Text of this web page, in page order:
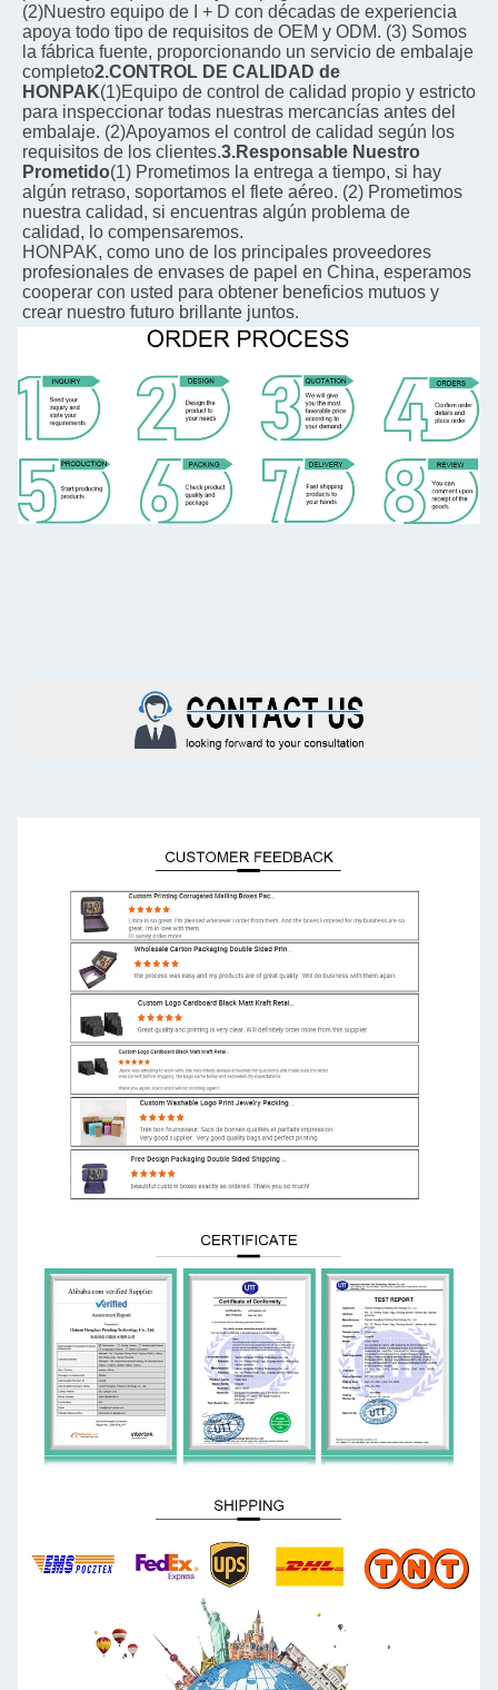
(2)Nuestro equipo de I + D con décadas de experiencia
apoya todo tipo de requisitos de OEM y ODM. (3) Somos
la fábrica fuente, proporcionando un servicio de embalaje
completo2.CONTROL DE CALIDAD de
HONPAK(1)Equipo de control de calidad propio y estricto
para inspeccionar todas nuestras mercancías antes del
embalaje. (2)Apoyamos el control de calidad según los
requisitos de los clientes.3.Responsable Nuestro
Prometido(1) Prometimos la entrega a tiempo, si hay
algún retraso, soportamos el flete aéreo. (2) Prometimos
nuestra calidad, si encuentras algún problema de
calidad, lo compensaremos.
HONPAK, como uno de los principales proveedores
profesionales de envases de papel en China, esperamos
cooperar con usted para obtener beneficios mutuos y
crear nuestro futuro brillante juntos.